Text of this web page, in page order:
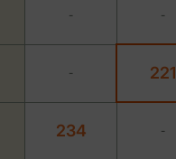
- -
- 221
234 -